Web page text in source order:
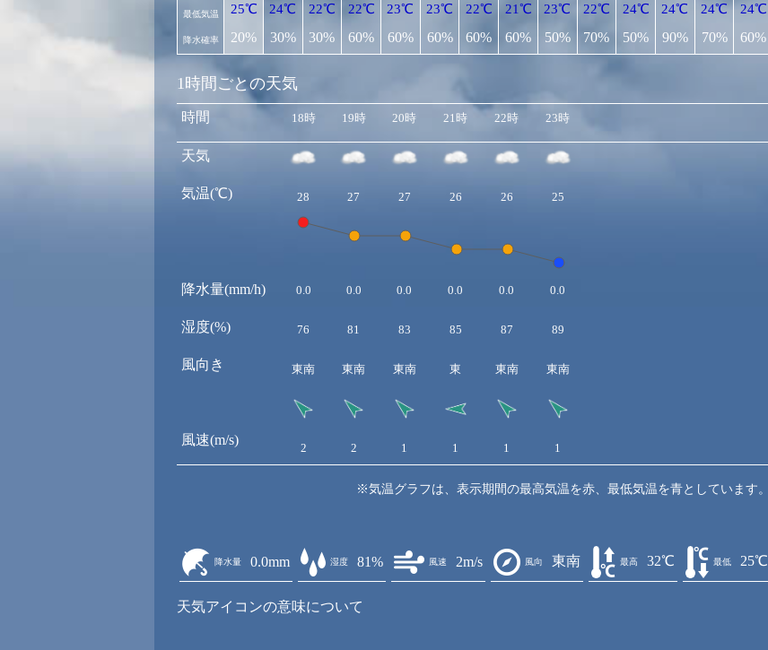
最低気温
降水確率
25℃
20%
24℃
30%
22℃
30%
22℃
60%
23℃
60%
23℃
60%
22℃
60%
21℃
60%
23℃
50%
22℃
70%
24℃
50%
24℃
90%
24℃
70%
24℃
60%
1時間ごとの天気
時間
天気
気温(℃)
降水量(mm/h)
湿度(%)
風向き
風速(m/s)
18時 19時 20時 21時 22時 23時
28 27 27 26 26 25
0.0 0.0 0.0 0.0 0.0 0.0
76 81 83 85 87 89
東南 東南 東南 東 東南 東南
2 2 1 1 1 1
※気温グラフは、表示期間の最高気温を赤、最低気温を青としています。
降水量 0.0mm 湿度 81% 風速 2m/s 風向 東南 最高 32℃ 最低 25℃
天気アイコンの意味について